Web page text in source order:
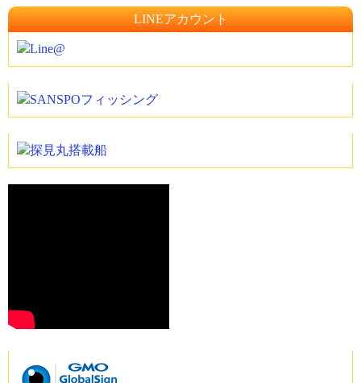
LINEアカウント